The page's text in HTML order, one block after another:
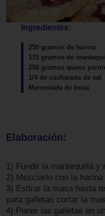
Ingredientes:
250 gramos de harina
175 gramos de
250 gramos queso
1/4 de cucharada de sal
Mermelada de fresa
Elaboración:
1) Fundir la mantequilla y
2) Mezclarlo con la
3) Estirar la masa hasta
para galletas cortar la
4) Poner las galletas en